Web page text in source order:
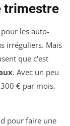
trimestre
les auto-
irréguliers. Mais
que c'est
. Avec un peu
€ par mois,
pour faire une